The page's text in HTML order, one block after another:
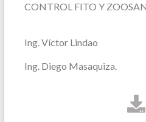
CONTROL FITO Y
Ing. Víctor Lindao
Ing. Diego Masaquiza.